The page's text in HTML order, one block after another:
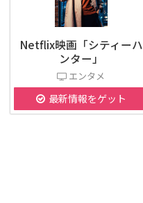
Netflix映画「シティーハ
ンター」
エンタメ
最新情報をゲット